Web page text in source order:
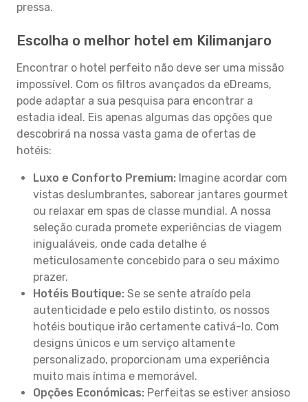
pressa.
Escolha o melhor hotel em Kilimanjaro
Encontrar o hotel perfeito não deve ser uma missão
impossível. Com os filtros avançados da eDreams,
pode adaptar a sua pesquisa para encontrar a
estadia ideal. Eis apenas algumas das opções que
descobrirá na nossa vasta gama de ofertas de
hotéis:
Luxo e Conforto Premium: Imagine acordar com
vistas deslumbrantes, saborear jantares gourmet
ou relaxar em spas de classe mundial. A nossa
seleção curada promete experiências de viagem
inigualáveis, onde cada detalhe é
meticulosamente concebido para o seu máximo
prazer.
Hotéis Boutique: Se se sente atraído pela
autenticidade e pelo estilo distinto, os nossos
hotéis boutique irão certamente cativá-lo. Com
designs únicos e um serviço altamente
personalizado, proporcionam uma experiência
muito mais íntima e memorável.
Opções Económicas: Perfeitas se estiver ansioso